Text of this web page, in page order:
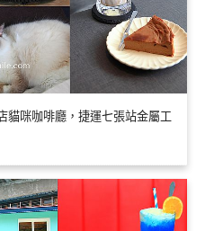
貓咪咖啡廳，捷運七張站金屬工